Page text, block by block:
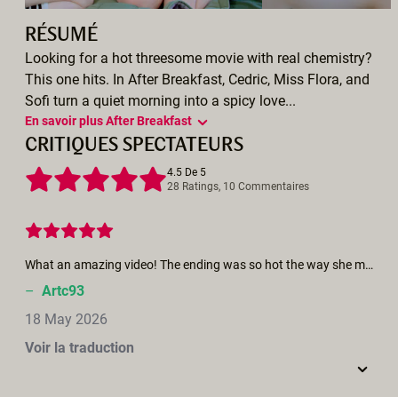
RÉSUMÉ
Looking for a hot threesome movie with real chemistry?
This one hits. In After Breakfast, Cedric, Miss Flora, and
Sofi turn a quiet morning into a spicy love...
En savoir plus After Breakfast
CRITIQUES SPECTATEURS
4.5 De 5
28 Ratings, 10 Commentaires
What an amazing video! The ending was so hot the way she made him cum!! Please more videos like this one
– Artc93
18 May 2026
Voir la traduction